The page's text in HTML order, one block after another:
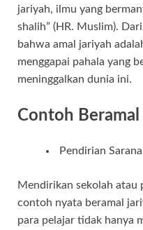
jariyah, ilmu yang
shalih” (HR. Muslim).
bahwa amal jariyah
menggapai pahala yang
meninggalkan dunia ini.
Contoh Beramal
Pendirian
Mendirikan sekolah atau
contoh nyata beramal
para pelajar tidak hanya